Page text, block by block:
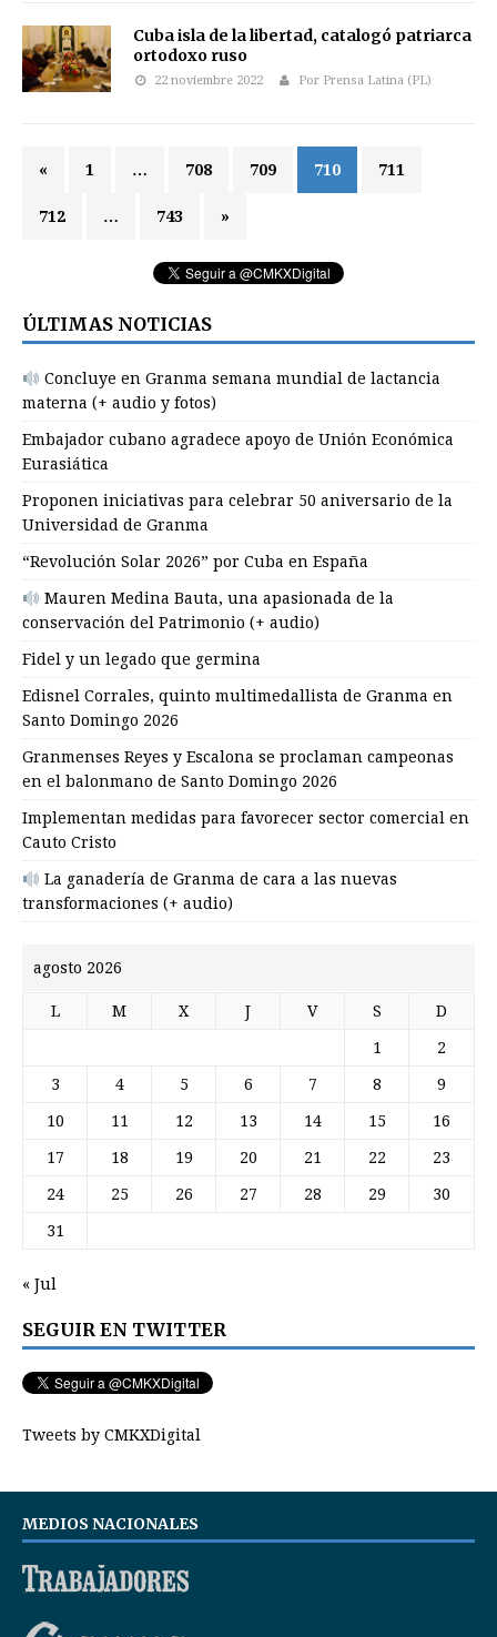
Cuba isla de la libertad, catalogó patriarca
ortodoxo ruso
22 noviembre 2022 Por Prensa Latina (PL)
« 1 … 708 709 710 711
712 … 743 »
ÚLTIMAS NOTICIAS
Concluye en Granma semana mundial de lactancia
materna (+ audio y fotos)
Embajador cubano agradece apoyo de Unión Económica
Eurasiática
Proponen iniciativas para celebrar 50 aniversario de la
Universidad de Granma
“Revolución Solar 2026” por Cuba en España
Mauren Medina Bauta, una apasionada de la
conservación del Patrimonio (+ audio)
Fidel y un legado que germina
Edisnel Corrales, quinto multimedallista de Granma en
Santo Domingo 2026
Granmenses Reyes y Escalona se proclaman campeonas
en el balonmano de Santo Domingo 2026
Implementan medidas para favorecer sector comercial en
Cauto Cristo
La ganadería de Granma de cara a las nuevas
transformaciones (+ audio)
agosto 2026
L M X J V S D
1 2
3 4 5 6 7 8 9
10 11 12 13 14 15 16
17 18 19 20 21 22 23
24 25 26 27 28 29 30
31
« Jul
SEGUIR EN TWITTER
Tweets by CMKXDigital
MEDIOS NACIONALES